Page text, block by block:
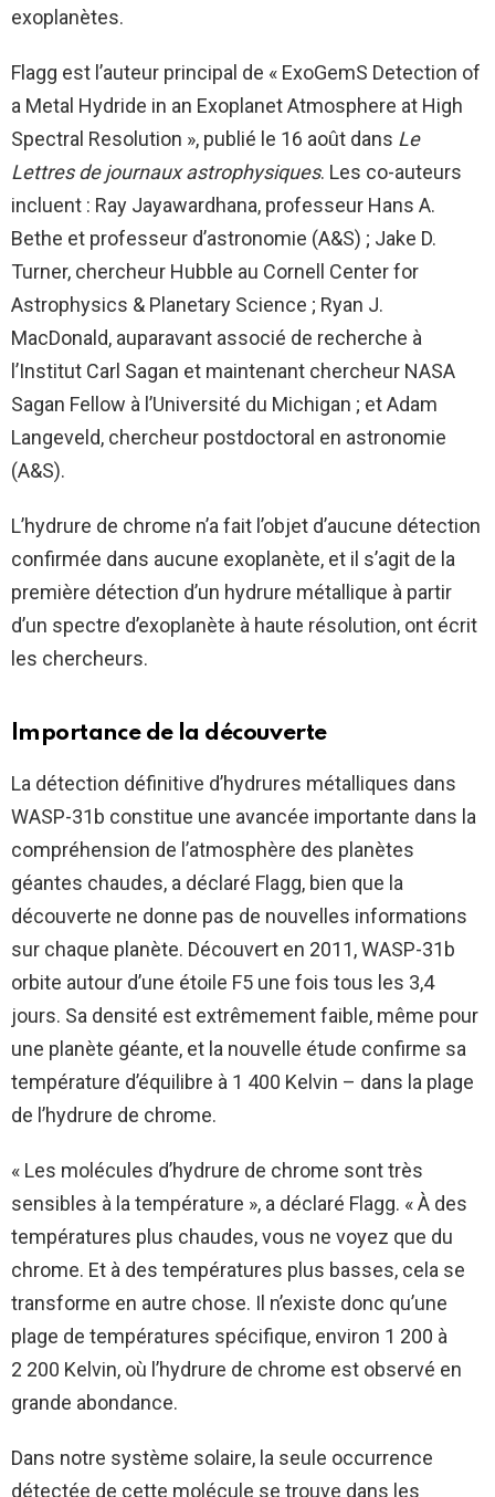
exoplanètes.
Flagg est l’auteur principal de « ExoGemS Detection of
a Metal Hydride in an Exoplanet Atmosphere at High
Spectral Resolution », publié le 16 août dans Le
Lettres de journaux astrophysiques. Les co-auteurs
incluent : Ray Jayawardhana, professeur Hans A.
Bethe et professeur d’astronomie (A&S) ; Jake D.
Turner, chercheur Hubble au Cornell Center for
Astrophysics & Planetary Science ; Ryan J.
MacDonald, auparavant associé de recherche à
l’Institut Carl Sagan et maintenant chercheur NASA
Sagan Fellow à l’Université du Michigan ; et Adam
Langeveld, chercheur postdoctoral en astronomie
(A&S).
L’hydrure de chrome n’a fait l’objet d’aucune détection
confirmée dans aucune exoplanète, et il s’agit de la
première détection d’un hydrure métallique à partir
d’un spectre d’exoplanète à haute résolution, ont écrit
les chercheurs.
Importance de la découverte
La détection définitive d’hydrures métalliques dans
WASP-31b constitue une avancée importante dans la
compréhension de l’atmosphère des planètes
géantes chaudes, a déclaré Flagg, bien que la
découverte ne donne pas de nouvelles informations
sur chaque planète. Découvert en 2011, WASP-31b
orbite autour d’une étoile F5 une fois tous les 3,4
jours. Sa densité est extrêmement faible, même pour
une planète géante, et la nouvelle étude confirme sa
température d’équilibre à 1 400 Kelvin – dans la plage
de l’hydrure de chrome.
« Les molécules d’hydrure de chrome sont très
sensibles à la température », a déclaré Flagg. « À des
températures plus chaudes, vous ne voyez que du
chrome. Et à des températures plus basses, cela se
transforme en autre chose. Il n’existe donc qu’une
plage de températures spécifique, environ 1 200 à
2 200 Kelvin, où l’hydrure de chrome est observé en
grande abondance.
Dans notre système solaire, la seule occurrence
détectée de cette molécule se trouve dans les